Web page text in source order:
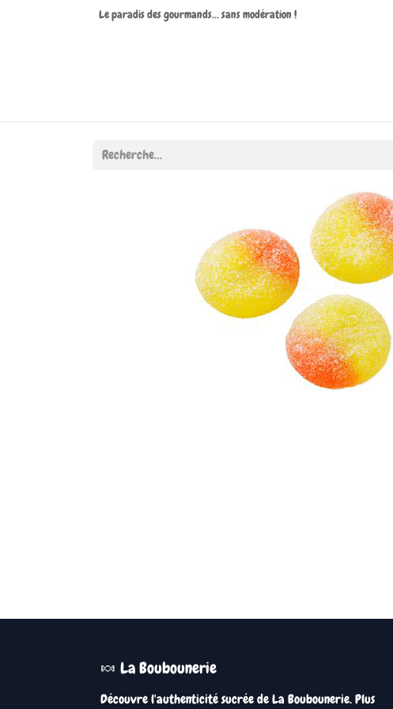
Le paradis des gourmands… sans modération !
🍬 La Boubounerie
Découvre l'authenticité sucrée de La Boubounerie. Plus